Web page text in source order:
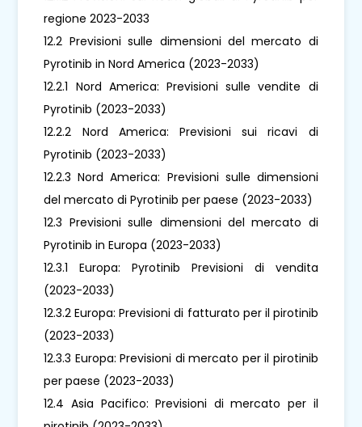
regione 2023-2033
12.2 Previsioni sulle dimensioni del mercato di
Pyrotinib in Nord America (2023-2033)
12.2.1 Nord America: Previsioni sulle vendite di
Pyrotinib (2023-2033)
12.2.2 Nord America: Previsioni sui ricavi di
Pyrotinib (2023-2033)
12.2.3 Nord America: Previsioni sulle dimensioni
del mercato di Pyrotinib per paese (2023-2033)
12.3 Previsioni sulle dimensioni del mercato di
Pyrotinib in Europa (2023-2033)
12.3.1 Europa: Pyrotinib Previsioni di vendita
(2023-2033)
12.3.2 Europa: Previsioni di fatturato per il pirotinib
(2023-2033)
12.3.3 Europa: Previsioni di mercato per il pirotinib
per paese (2023-2033)
12.4 Asia Pacifico: Previsioni di mercato per il